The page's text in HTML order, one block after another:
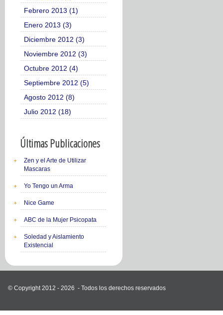
Febrero 2013 (1)
Enero 2013 (3)
Diciembre 2012 (3)
Noviembre 2012 (3)
Octubre 2012 (4)
Septiembre 2012 (5)
Agosto 2012 (8)
Julio 2012 (18)
Últimas Publicaciones
Zen y el Arte de Utilizar
Mascaras
Yo Tengo un Arma
Nice Game
ABC de la Mujer Psicopata
Soledad y Aislamiento
Existencial
© Copyright 2012 - 2026 - Todos los derechos reservados